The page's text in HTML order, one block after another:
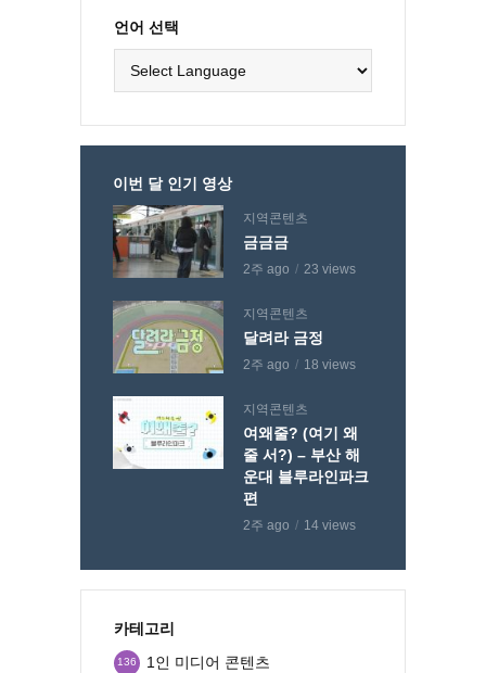
언어 선택
이번 달 인기 영상
지역콘텐츠
금금금
2주 ago 23 views
지역콘텐츠
달려라 금정
2주 ago 18 views
지역콘텐츠
여왜줄? (여기 왜
줄 서?) – 부산 해
운대 블루라인파크
편
2주 ago 14 views
카테고리
1인 미디어 콘텐츠
136